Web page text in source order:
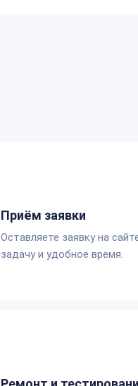
Приём заявки
Оставляете заявку на
задачу и удобное время.